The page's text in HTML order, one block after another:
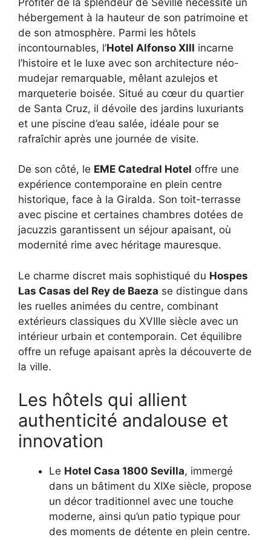
hébergement à la hauteur de son patrimoine et
de son atmosphère. Parmi les hôtels
incontournables, l’Hotel Alfonso XIII incarne
l’histoire et le luxe avec son architecture néo-
mudejar remarquable, mêlant azulejos et
marqueterie boisée. Situé au cœur du quartier
de Santa Cruz, il dévoile des jardins luxuriants
et une piscine d’eau salée, idéale pour se
rafraîchir après une journée de visite.
De son côté, le EME Catedral Hotel offre une
expérience contemporaine en plein centre
historique, face à la Giralda. Son toit-terrasse
avec piscine et certaines chambres dotées de
jacuzzis garantissent un séjour apaisant, où
modernité rime avec héritage mauresque.
Le charme discret mais sophistiqué du Hospes
Las Casas del Rey de Baeza se distingue dans
les ruelles animées du centre, combinant
extérieurs classiques du XVIIIe siècle avec un
intérieur urbain et contemporain. Cet équilibre
offre un refuge apaisant après la découverte de
la ville.
Les hôtels qui allient
authenticité andalouse et
innovation
Le Hotel Casa 1800 Sevilla, immergé
dans un bâtiment du XIXe siècle, propose
un décor traditionnel avec une touche
moderne, ainsi qu’un patio typique pour
des moments de détente en plein centre.